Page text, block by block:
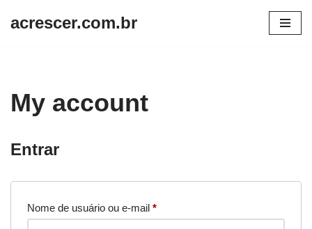
acrescer.com.br
My account
Entrar
Nome de usuário ou e-mail *